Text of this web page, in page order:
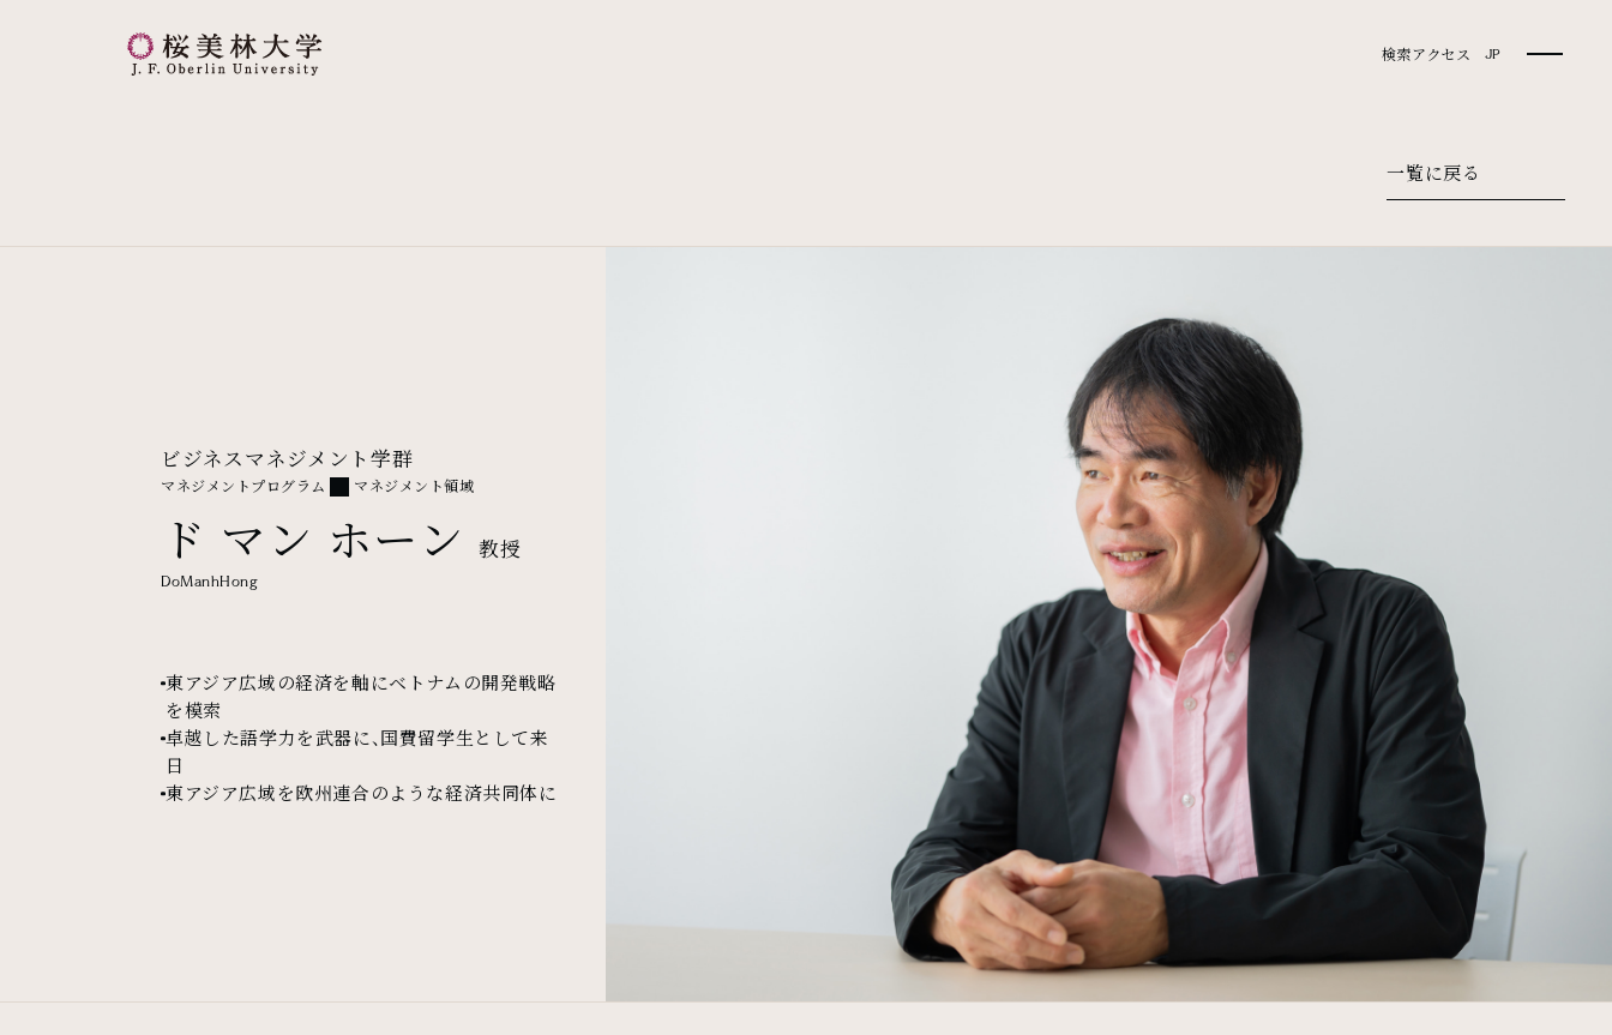
桜美林大学 トップページ 検索アクセス JP
一覧に戻る
ビジネスマネジメント学群
マネジメントプログラム マネジメント領域
ド マン ホーン 教授
DoManhHong
東アジア広域の経済を軸にベトナムの開発戦略
を模索
卓越した語学力を武器に、国費留学生として来
日
東アジア広域を欧州連合のような経済共同体に